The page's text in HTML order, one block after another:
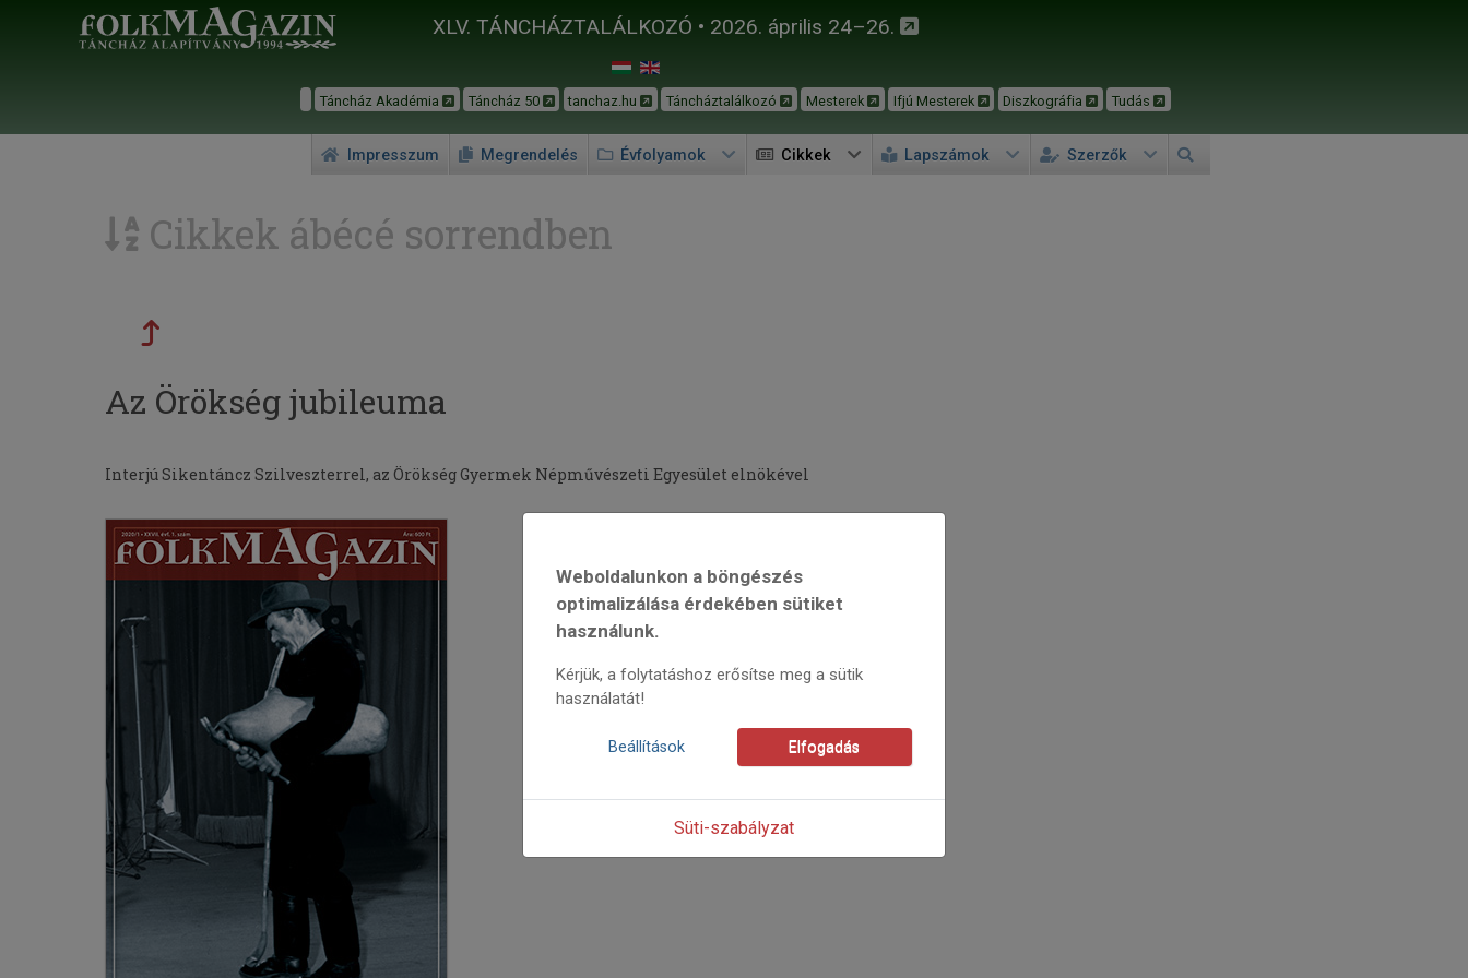
XLV. TÁNCHÁZTALÁLKOZÓ • 2026. április 24–26.
Táncház Akadémia Táncház 50 tanchaz.hu Táncháztalálkozó Mesterek Ifjú Mesterek Diszkográfia Tudás
Impresszum Megrendelés Évfolyamok Cikkek Lapszámok Szerzők
Cikkek ábécé sorrendben
Az Örökség jubileuma
Interjú Sikentáncz Szilveszterrel, az Örökség Gyermek Népművészeti Egyesület elnökével
2020/1
Fodor Zsófia
Kezdőoldal: 07
Weboldalunkon a böngészés
optimalizálása érdekében sütiket
használunk.
Kérjük, a folytatáshoz erősítse meg a sütik
használatát!
Beállítások Elfogadás
Süti-szabályzat